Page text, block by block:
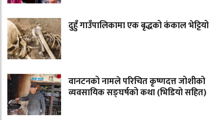
दुहुँ गाउँपालिकामा एक बृद्धको कंकाल भेट्टियो
वानटनको नामले परिचित कृष्णदत्त जोशीको
व्यवसायिक सङ्घर्षको कथा (भिडियो सहित)